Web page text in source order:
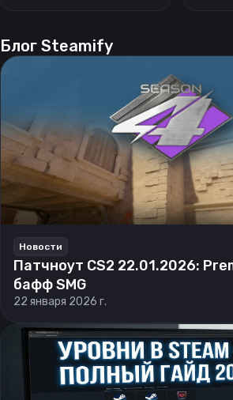
Блог Steamify
Новости
Патчноут CS2 22.01.2026:
бафф SMG
22 января 2026 г.